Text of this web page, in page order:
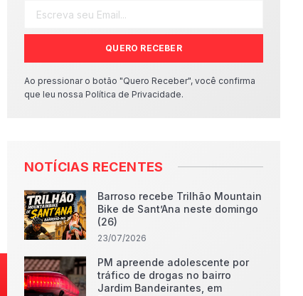
QUERO RECEBER
Ao pressionar o botão "Quero Receber", você confirma
que leu nossa Política de Privacidade.
NOTÍCIAS RECENTES
Barroso recebe Trilhão Mountain
Bike de Sant’Ana neste domingo
(26)
23/07/2026
PM apreende adolescente por
tráfico de drogas no bairro
Jardim Bandeirantes, em